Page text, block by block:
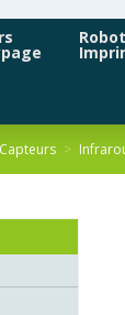
Capteurs